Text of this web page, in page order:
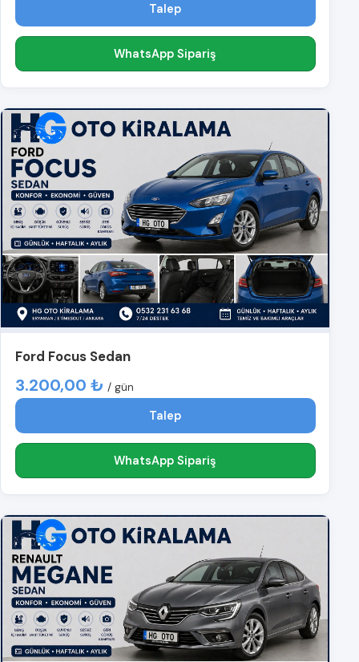
Talep
WhatsApp Sipariş
Ford Focus Sedan
3.200,00 ₺ / gün
Talep
WhatsApp Sipariş